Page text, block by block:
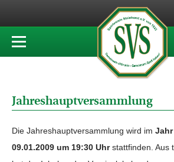
Jahreshauptversammlung
Die Jahreshauptversammlung wird im Jahr
09.01.2009 um 19:30 Uhrstattfinden. Aus